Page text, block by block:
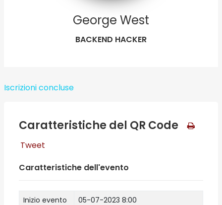
George West
BACKEND HACKER
Iscrizioni concluse
Caratteristiche del QR Code
Tweet
Caratteristiche dell'evento
Inizio evento 05-07-2023 8:00